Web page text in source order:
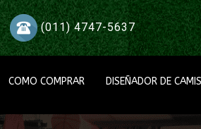
(011) 4747-5637
COMO COMPRAR DISEÑADOR DE